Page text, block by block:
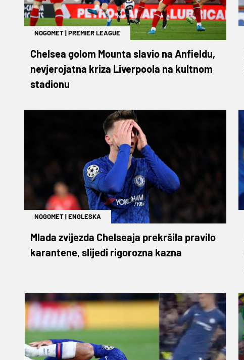
NOGOMET|PREMIER LEAGUE
Chelsea golom Mounta slavio na Anfieldu,
nevjerojatna kriza Liverpoola na kultnom
stadionu
NOGOMET|ENGLESKA
Mlada zvijezda Chelseaja prekršila pravilo
karantene, slijedi rigorozna kazna